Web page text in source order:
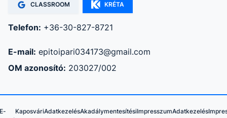
CLASSROOM KRÉTA
Telefon: +36-30-827-8721
E-mail: epitoipari034173@gmail.com
OM azonosító: 203027/002
E-
KaposváriAdatkezelésAkadálymentesítésiImpresszumAdatkezelés